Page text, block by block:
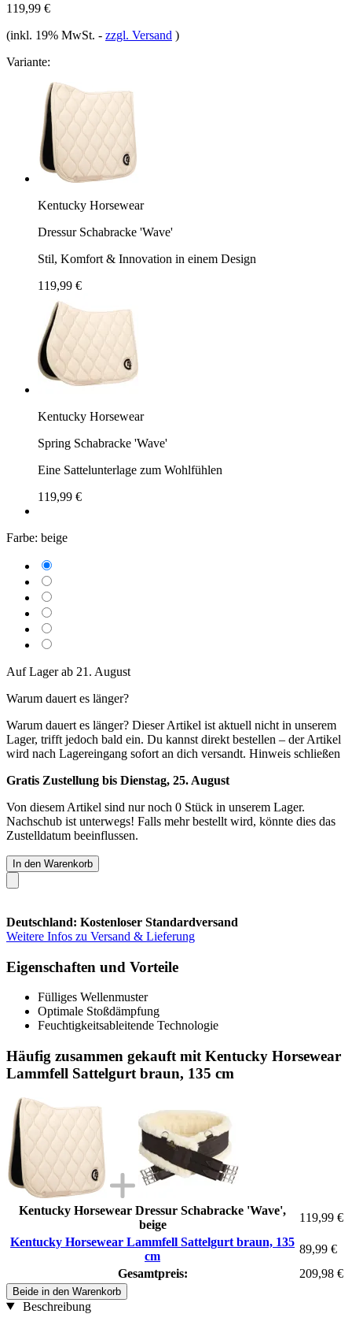
119,99 €
(inkl. 19% MwSt. - zzgl. Versand )
Variante:
Kentucky Horsewear
Dressur Schabracke 'Wave'
Stil, Komfort & Innovation in einem Design
119,99 €
Kentucky Horsewear
Spring Schabracke 'Wave'
Eine Sattelunterlage zum Wohlfühlen
119,99 €
Farbe: beige
Auf Lager ab 21. August
Warum dauert es länger?
Warum dauert es länger? Dieser Artikel ist aktuell nicht in unserem
Lager, trifft jedoch bald ein. Du kannst direkt bestellen – der Artikel
wird nach Lagereingang sofort an dich versandt. Hinweis schließen
Gratis Zustellung bis Dienstag, 25. August
Von diesem Artikel sind nur noch 0 Stück in unserem Lager.
Nachschub ist unterwegs! Falls mehr bestellt wird, könnte dies das
Zustelldatum beeinflussen.
In den Warenkorb
Deutschland: Kostenloser Standardversand
Weitere Infos zu Versand & Lieferung
Eigenschaften und Vorteile
Fülliges Wellenmuster
Optimale Stoßdämpfung
Feuchtigkeitsableitende Technologie
Häufig zusammen gekauft mit Kentucky Horsewear
Lammfell Sattelgurt braun, 135 cm
Kentucky Horsewear Dressur Schabracke 'Wave',
beige
119,99 €
Kentucky Horsewear Lammfell Sattelgurt braun, 135
cm
89,99 €
Gesamtpreis:
209,98 €
Beide in den Warenkorb
Beschreibung